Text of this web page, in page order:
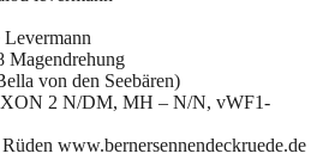
Magendrehung
von den Seebären)
2 N/DM, MH – N/N, vWF1-
www.bernersennendeckruede.de